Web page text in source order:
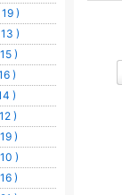
)
)
)
)
)
)
)
)
)